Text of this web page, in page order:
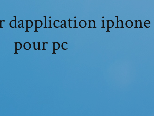
dapplication iphone
pour pc